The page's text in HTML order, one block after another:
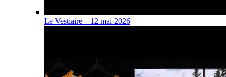
Le Vestiaire – 12 mai 2026